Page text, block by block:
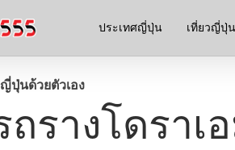
ประเทศญี่ปุ่น เที่ยวญี่ปุ่
ญี่ปุ่นด้วยตัวเอง
ถรางโดรา